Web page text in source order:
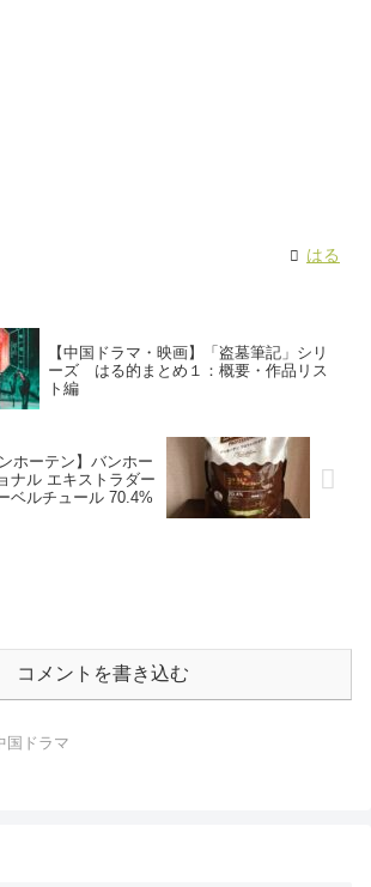
はる
【中国ドラマ・映画】「盗墓筆記」シリ
ーズ はる的まとめ１：概要・作品リス
ト編
ホーテン】バンホー
ナル エキストラダー
ベルチュール 70.4%
コメントを書き込む
国ドラマ